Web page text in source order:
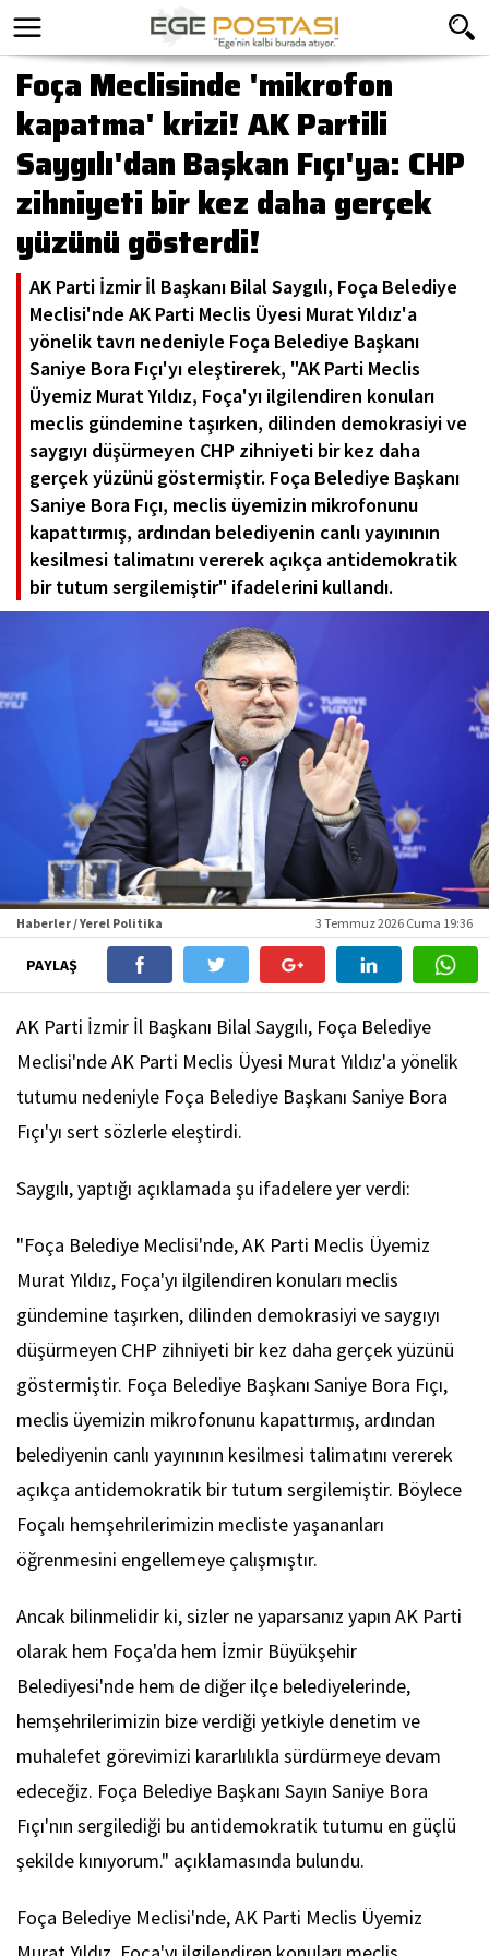
Foça Meclisinde 'mikrofon
kapatma' krizi! AK Partili
Saygılı'dan Başkan Fıçı'ya: CHP
zihniyeti bir kez daha gerçek
yüzünü gösterdi!
AK Parti İzmir İl Başkanı Bilal Saygılı, Foça Belediye
Meclisi'nde AK Parti Meclis Üyesi Murat Yıldız'a
yönelik tavrı nedeniyle Foça Belediye Başkanı
Saniye Bora Fıçı'yı eleştirerek, "AK Parti Meclis
Üyemiz Murat Yıldız, Foça'yı ilgilendiren konuları
meclis gündemine taşırken, dilinden demokrasiyi ve
saygıyı düşürmeyen CHP zihniyeti bir kez daha
gerçek yüzünü göstermiştir. Foça Belediye Başkanı
Saniye Bora Fıçı, meclis üyemizin mikrofonunu
kapattırmış, ardından belediyenin canlı yayınının
kesilmesi talimatını vererek açıkça antidemokratik
bir tutum sergilemiştir" ifadelerini kullandı.
Haberler / Yerel Politika 3 Temmuz 2026 Cuma 19:36
PAYLAŞ
AK Parti İzmir İl Başkanı Bilal Saygılı, Foça Belediye
Meclisi'nde AK Parti Meclis Üyesi Murat Yıldız'a yönelik
tutumu nedeniyle Foça Belediye Başkanı Saniye Bora
Fıçı'yı sert sözlerle eleştirdi.
Saygılı, yaptığı açıklamada şu ifadelere yer verdi:
"Foça Belediye Meclisi'nde, AK Parti Meclis Üyemiz
Murat Yıldız, Foça'yı ilgilendiren konuları meclis
gündemine taşırken, dilinden demokrasiyi ve saygıyı
düşürmeyen CHP zihniyeti bir kez daha gerçek yüzünü
göstermiştir. Foça Belediye Başkanı Saniye Bora Fıçı,
meclis üyemizin mikrofonunu kapattırmış, ardından
belediyenin canlı yayınının kesilmesi talimatını vererek
açıkça antidemokratik bir tutum sergilemiştir. Böylece
Foçalı hemşehrilerimizin mecliste yaşananları
öğrenmesini engellemeye çalışmıştır.
Ancak bilinmelidir ki, sizler ne yaparsanız yapın AK Parti
olarak hem Foça'da hem İzmir Büyükşehir
Belediyesi'nde hem de diğer ilçe belediyelerinde,
hemşehrilerimizin bize verdiği yetkiyle denetim ve
muhalefet görevimizi kararlılıkla sürdürmeye devam
edeceğiz. Foça Belediye Başkanı Sayın Saniye Bora
Fıçı'nın sergilediği bu antidemokratik tutumu en güçlü
şekilde kınıyorum." açıklamasında bulundu.
Foça Belediye Meclisi'nde, AK Parti Meclis Üyemiz